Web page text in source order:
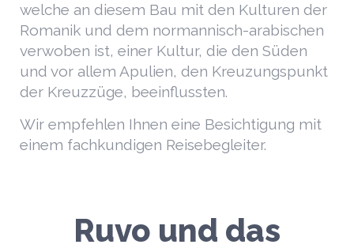
welche an diesem Bau mit den Kulturen der
Romanik und dem normannisch-arabischen
verwoben ist, einer Kultur, die den Süden
und vor allem Apulien, den Kreuzungspunkt
der Kreuzzüge, beeinflussten.
Wir empfehlen Ihnen eine Besichtigung mit
einem fachkundigen Reisebegleiter.
Ruvo und das